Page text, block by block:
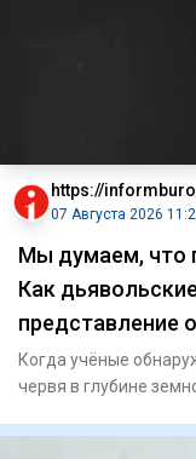
https://
07 Августа 2026
Мы думаем, что
Как
представление
Когда учёные
червя в глубине